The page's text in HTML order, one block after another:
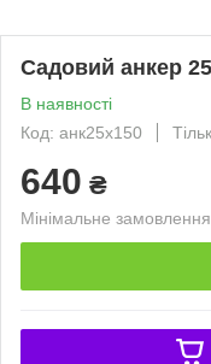
Садовий анкер
В наявності
Код: анк25х150
640 ₴
Мінімальне